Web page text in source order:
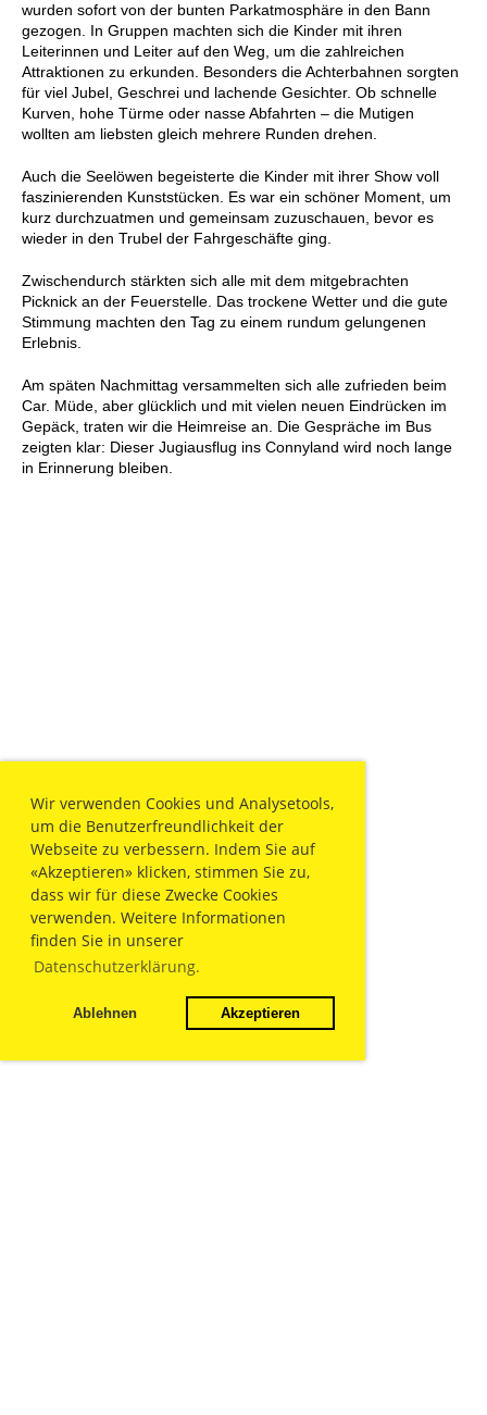
Wir verwenden Cookies und Analysetools,
um die Benutzerfreundlichkeit der
Webseite zu verbessern. Indem Sie auf
«Akzeptieren» klicken, stimmen Sie zu,
dass wir für diese Zwecke Cookies
verwenden. Weitere Informationen
finden Sie in unserer
Datenschutzerklärung.
Ablehnen Akzeptieren
wurden sofort von der bunten Parkatmosphäre in den Bann
gezogen. In Gruppen machten sich die Kinder mit ihren
Leiterinnen und Leiter auf den Weg, um die zahlreichen
Attraktionen zu erkunden. Besonders die Achterbahnen sorgten
für viel Jubel, Geschrei und lachende Gesichter. Ob schnelle
Kurven, hohe Türme oder nasse Abfahrten – die Mutigen
wollten am liebsten gleich mehrere Runden drehen.
Auch die Seelöwen begeisterte die Kinder mit ihrer Show voll
faszinierenden Kunststücken. Es war ein schöner Moment, um
kurz durchzuatmen und gemeinsam zuzuschauen, bevor es
wieder in den Trubel der Fahrgeschäfte ging.
Zwischendurch stärkten sich alle mit dem mitgebrachten
Picknick an der Feuerstelle. Das trockene Wetter und die gute
Stimmung machten den Tag zu einem rundum gelungenen
Erlebnis.
Am späten Nachmittag versammelten sich alle zufrieden beim
Car. Müde, aber glücklich und mit vielen neuen Eindrücken im
Gepäck, traten wir die Heimreise an. Die Gespräche im Bus
zeigten klar: Dieser Jugiausflug ins Connyland wird noch lange
in Erinnerung bleiben.